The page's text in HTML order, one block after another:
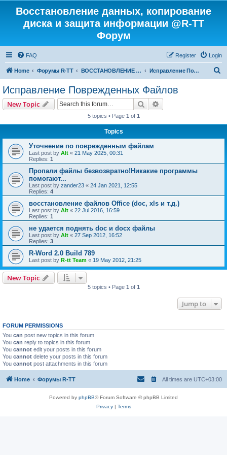
Восстановление данных, копирование
диска и защита информации @R-TT
Форум
FAQ Login
Register
Home Форумы R-TT ВОССТАНОВЛЕНИЕ ДАННЫХ И УДАЛЕННЫХ ФАЙЛОВ Исправление Поврежденных Файлов
Исправление Поврежденных Файлов
New Topic Search
5 topics • Page 1 of 1
Topics
Уточнение по поврежденным файлам
Last post by Alt « 21 May 2025, 00:31
Replies: 1
Пропали файлы безвозвратно!Никакие программы
помогают...
Last post by zander23 « 24 Jan 2021, 12:55
Replies: 4
восстановление файлов Office (doc, xls и т.д.)
Last post by Alt « 22 Jul 2016, 16:59
Replies: 1
не удается поднять doc и docx файлы
Last post by Alt « 27 Sep 2012, 16:52
Replies: 3
R-Word 2.0 Build 789
Last post by R-tt Team « 19 May 2012, 21:25
New Topic
5 topics • Page 1 of 1
Jump to
FORUM PERMISSIONS
You can post new topics in this forum
You can reply to topics in this forum
You cannot edit your posts in this forum
You cannot delete your posts in this forum
You cannot post attachments in this forum
Home Форумы R-TT All times are UTC+03:00
Powered by phpBB® Forum Software © phpBB Limited
Privacy| Terms